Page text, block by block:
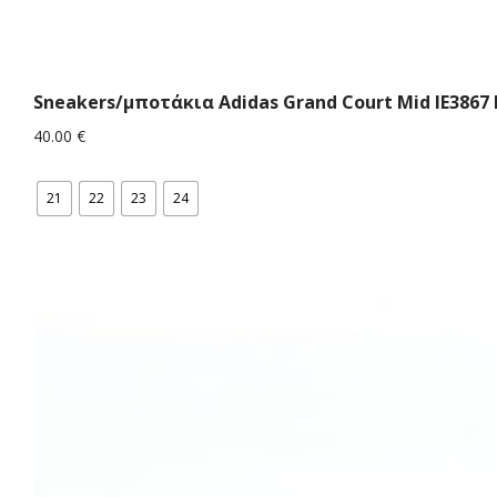
Sneakers/μποτάκια Αdidas Grand Court Mid
40.00 €
21 22 23 24